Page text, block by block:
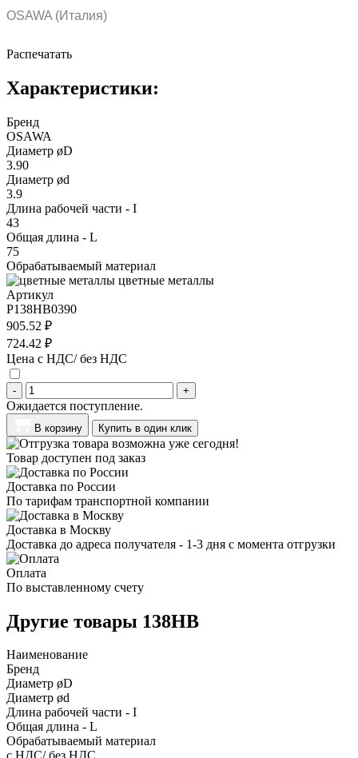
OSAWA (Италия)
Распечатать
Характеристики:
Бренд
OSAWA
Диаметр øD
3.90
Диаметр ød
3.9
Длина рабочей части - I
43
Общая длина - L
75
Обрабатываемый материал
цветные металлы
Артикул
P138HB0390
905.52 ₽
724.42 ₽
Цена с НДС/ без НДС
- +
Ожидается поступление.
В корзину Купить в один клик
Товар доступен под заказ
Доставка по России
По тарифам транспортной компании
Доставка в Москву
Доставка до адреса получателя - 1-3 дня с момента отгрузки
Оплата
По выставленному счету
Другие товары 138HB
Наименование
Бренд
Диаметр øD
Диаметр ød
Длина рабочей части - I
Общая длина - L
Обрабатываемый материал